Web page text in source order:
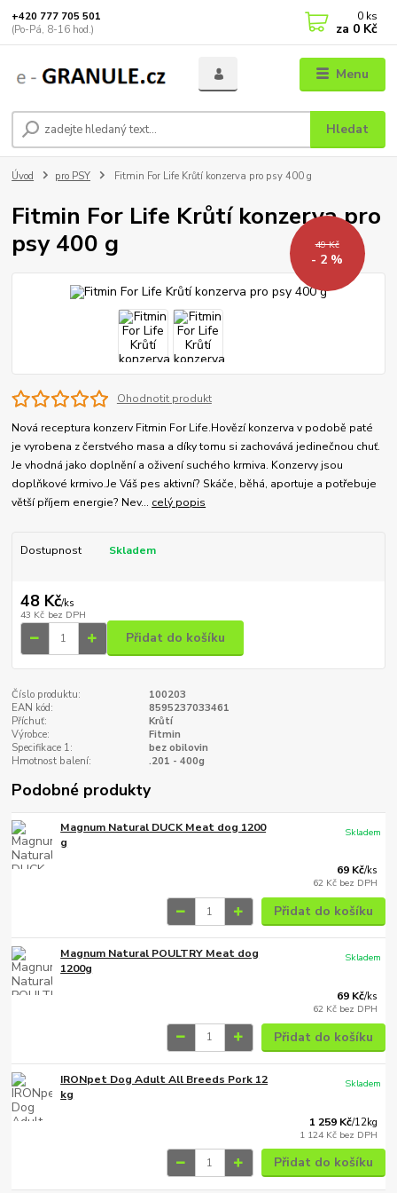
Menu
Hledat
+420 777 705 501
(Po-Pá, 8-16 hod.)
0 ks
za 0 Kč
Úvod pro PSY Fitmin For Life Krůtí konzerva pro psy 400 g
Fitmin For Life Krůtí konzerva pro
psy 400 g
49 Kč
- 2 %
Ohodnotit produkt
Nová receptura konzerv Fitmin For Life.Hovězí konzerva v podobě paté
je vyrobena z čerstvého masa a díky tomu si zachovává jedinečnou chuť.
Je vhodná jako doplnění a oživení suchého krmiva. Konzervy jsou
doplňkové krmivo.Je Váš pes aktivní? Skáče, běhá, aportuje a potřebuje
větší příjem energie? Nev... celý popis
Dostupnost Skladem
48 Kč/ks
43 Kč bez DPH
Přidat do košíku
Číslo produktu:
100203
EAN kód:
8595237033461
Příchuť:
Krůtí
Výrobce:
Fitmin
Specifikace 1:
bez obilovin
Hmotnost balení:
.201 - 400g
Podobné produkty
Magnum Natural DUCK Meat dog 1200
g
69 Kč/ks
62 Kč bez DPH
Skladem
Přidat do košíku
Magnum Natural POULTRY Meat dog
1200g
69 Kč/ks
62 Kč bez DPH
Skladem
Přidat do košíku
IRONpet Dog Adult All Breeds Pork 12
kg
1 259 Kč/12kg
1 124 Kč bez DPH
Skladem
Přidat do košíku